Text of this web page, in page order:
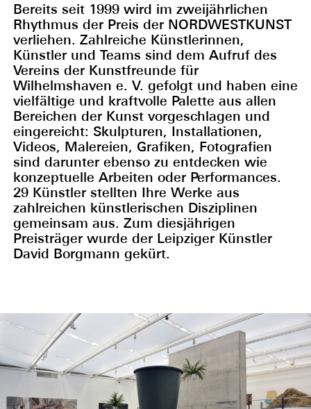
Bereits seit 1999 wird im zweijährlichen
Rhythmus der Preis der NORDWESTKUNST
verliehen. Zahlreiche Künstlerinnen,
Künstler und Teams sind dem Aufruf des
Vereins der Kunst­freunde für
Wilhelmshaven e. V. gefolgt und haben eine
vielfältige und kraftvolle Palette aus allen
Bereichen der Kunst vorgeschlagen und
eingereicht: Skulpturen, Installationen,
Videos, Malereien, Grafiken, Fotografien
sind darunter ebenso zu entdecken wie
konzeptuelle Arbeiten oder Performances.
29 Künstler stellten Ihre Werke aus
zahlreichen künstlerischen Disziplinen
gemeinsam aus. Zum diesjährigen
Preisträger wurde der Leipziger Künstler
David Borgmann gekürt.